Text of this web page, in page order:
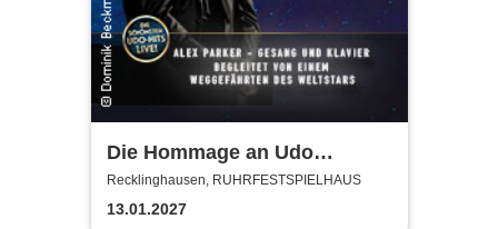
Die Hommage an Udo
Jürgens - Das Konzert mit
Alex Parker
Recklinghausen, RUHRFESTSPIELHAUS
13.01.2027